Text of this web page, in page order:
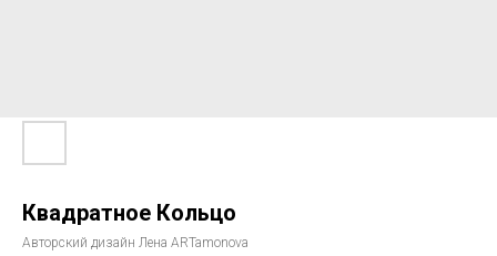
Квадратное Кольцо
Авторский дизайн Лена ARTamonova